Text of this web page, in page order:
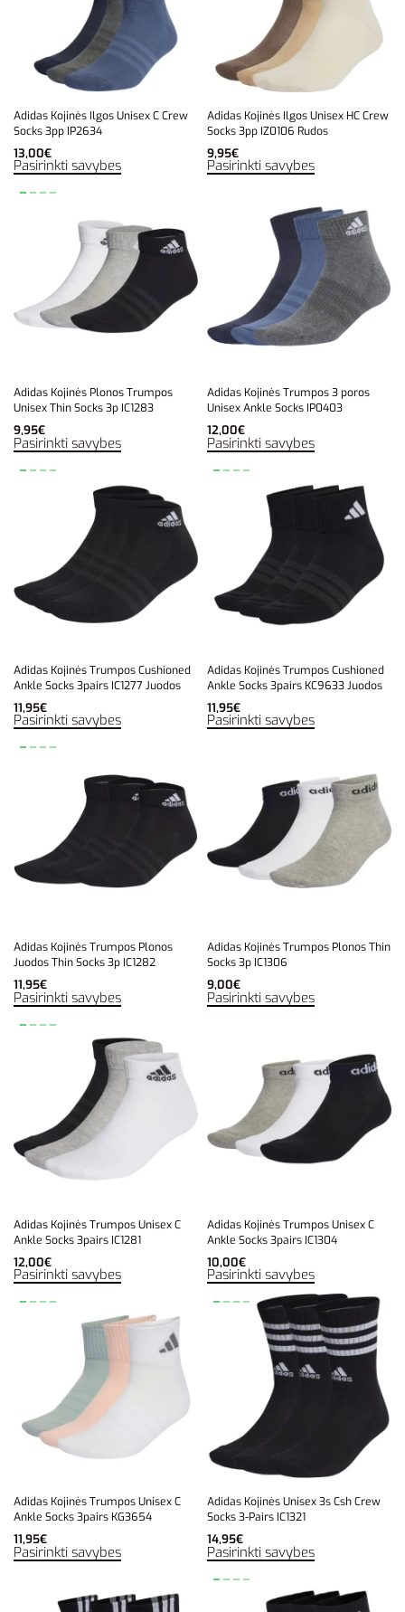
Adidas Kojinės Ilgos Unisex C Crew
Socks 3pp IP2634
13,00€
Pasirinkti savybes
Adidas Kojinės Ilgos Unisex HC Crew
Socks 3pp IZ0106 Rudos
9,95€
Pasirinkti savybes
Adidas Kojinės Plonos Trumpos
Unisex Thin Socks 3p IC1283
9,95€
Pasirinkti savybes
Adidas Kojinės Trumpos 3 poros
Unisex Ankle Socks IP0403
12,00€
Pasirinkti savybes
Adidas Kojinės Trumpos Cushioned
Ankle Socks 3pairs IC1277 Juodos
11,95€
Pasirinkti savybes
Adidas Kojinės Trumpos Cushioned
Ankle Socks 3pairs KC9633 Juodos
11,95€
Pasirinkti savybes
Adidas Kojinės Trumpos Plonos
Juodos Thin Socks 3p IC1282
11,95€
Pasirinkti savybes
Adidas Kojinės Trumpos Plonos Thin
Socks 3p IC1306
9,00€
Pasirinkti savybes
Adidas Kojinės Trumpos Unisex C
Ankle Socks 3pairs IC1281
12,00€
Pasirinkti savybes
Adidas Kojinės Trumpos Unisex C
Ankle Socks 3pairs IC1304
10,00€
Pasirinkti savybes
Adidas Kojinės Trumpos Unisex C
Ankle Socks 3pairs KG3654
11,95€
Pasirinkti savybes
Adidas Kojinės Unisex 3s Csh Crew
Socks 3-Pairs IC1321
14,95€
Pasirinkti savybes